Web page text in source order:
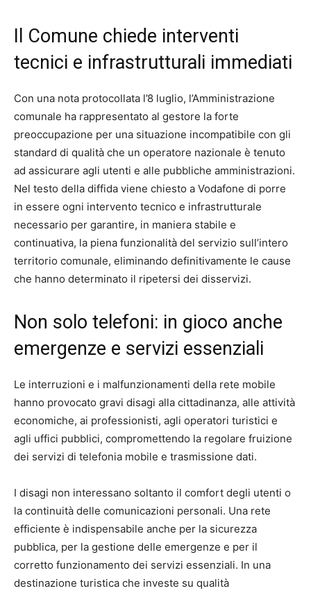
Il Comune chiede interventi
tecnici e infrastrutturali immediati
Con una nota protocollata l’8 luglio, l’Amministrazione
comunale ha rappresentato al gestore la forte
preoccupazione per una situazione incompatibile con gli
standard di qualità che un operatore nazionale è tenuto
ad assicurare agli utenti e alle pubbliche amministrazioni.
Nel testo della diffida viene chiesto a Vodafone di porre
in essere ogni intervento tecnico e infrastrutturale
necessario per garantire, in maniera stabile e
continuativa, la piena funzionalità del servizio sull’intero
territorio comunale, eliminando definitivamente le cause
che hanno determinato il ripetersi dei disservizi.
Non solo telefoni: in gioco anche
emergenze e servizi essenziali
Le interruzioni e i malfunzionamenti della rete mobile
hanno provocato gravi disagi alla cittadinanza, alle attività
economiche, ai professionisti, agli operatori turistici e
agli uffici pubblici, compromettendo la regolare fruizione
dei servizi di telefonia mobile e trasmissione dati.
I disagi non interessano soltanto il comfort degli utenti o
la continuità delle comunicazioni personali. Una rete
efficiente è indispensabile anche per la sicurezza
pubblica, per la gestione delle emergenze e per il
corretto funzionamento dei servizi essenziali. In una
destinazione turistica che investe su qualità